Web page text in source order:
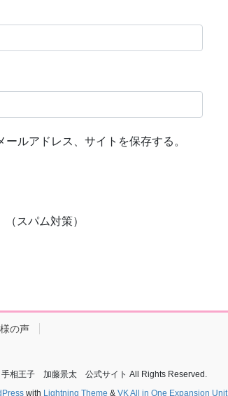
ルアドレス、サイトを保存する。
スパム対策）
の声
相王子 加藤景太 公式サイト All Rights Reserved.
with Lightning Theme & VK All in One Expansion Unit